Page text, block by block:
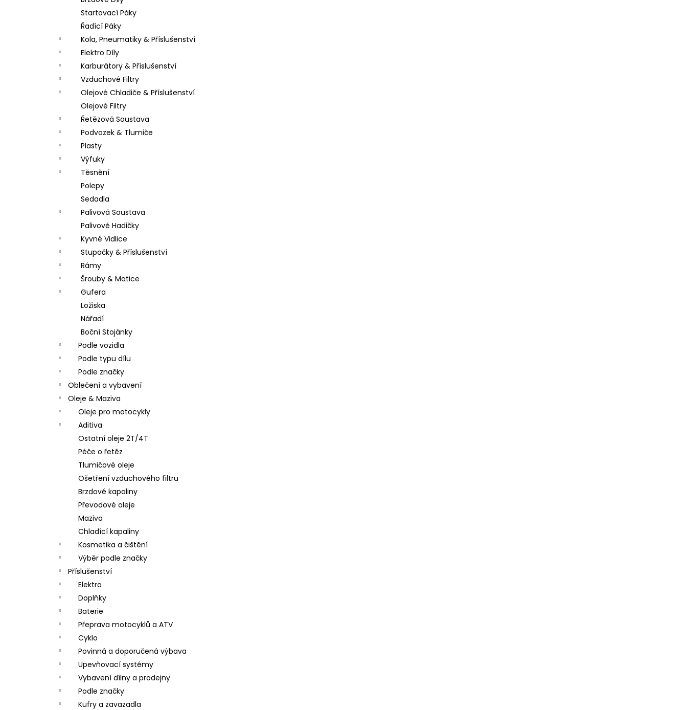
Startovací Páky
Řadící Páky
Kola, Pneumatiky & Příslušenství
Elektro Díly
Karburátory & Příslušenství
Vzduchové Filtry
Olejové Chladiče & Příslušenství
Olejové Filtry
Řetězová Soustava
Podvozek & Tlumiče
Plasty
Výfuky
Těsnění
Polepy
Sedadla
Palivová Soustava
Palivové Hadičky
Kyvné Vidlice
Stupačky & Příslušenství
Rámy
Šrouby & Matice
Gufera
Ložiska
Nářadí
Boční Stojánky
Podle vozidla
Podle typu dílu
Podle značky
Oblečení a vybavení
Oleje & Maziva
Oleje pro motocykly
Aditiva
Ostatní oleje 2T/4T
Péče o řetěz
Tlumičové oleje
Ošetření vzduchového filtru
Brzdové kapaliny
Převodové oleje
Maziva
Chladící kapaliny
Kosmetika a čištění
Výběr podle značky
Příslušenství
Elektro
Doplňky
Baterie
Přeprava motocyklů a ATV
Cyklo
Povinná a doporučená výbava
Upevňovací systémy
Vybavení dílny a prodejny
Podle značky
Kufry a zavazadla
LOŽISKO KOLA 6202 2RS STOMP,
DEMONX ,WPB